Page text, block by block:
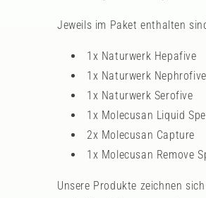
Jeweils im Paket enthalten
1x Naturwerk Hepafive
1x Naturwerk Nephrofive
1x Naturwerk Serofive
1x Molecusan Liquid
2x Molecusan Capture
1x Molecusan Remove
Unsere Produkte zeichnen